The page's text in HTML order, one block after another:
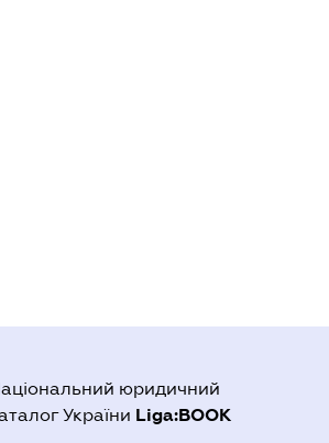
юридичний
України Liga:BOOK